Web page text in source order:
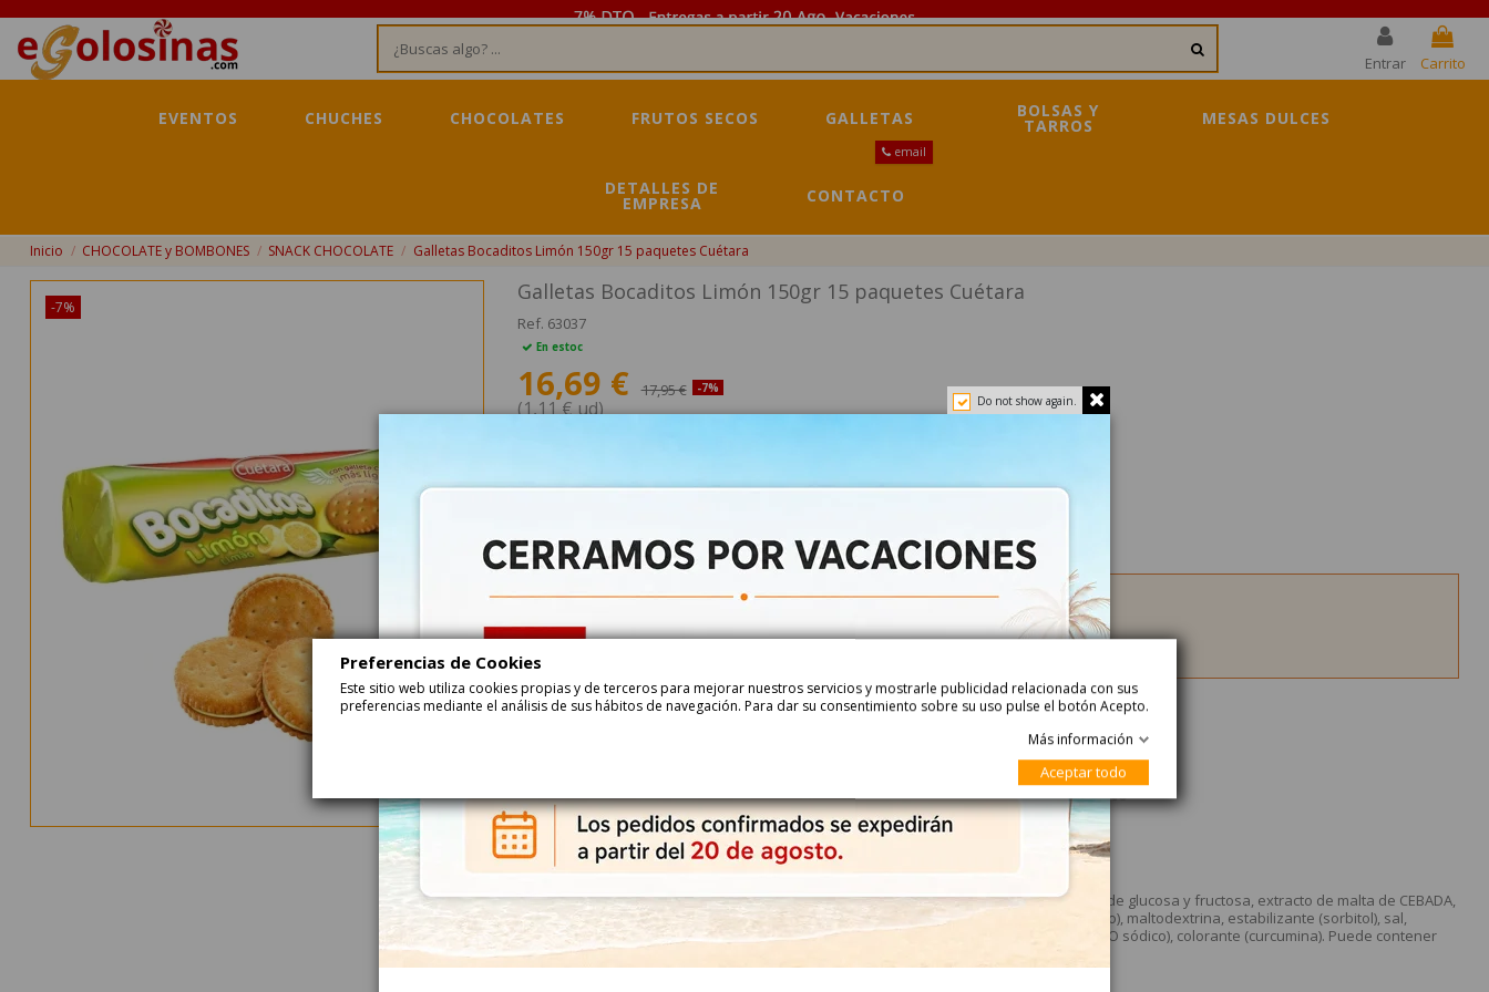
Entrar Carrito
EVENTOS CHUCHES CHOCOLATES FRUTOS SECOS GALLETAS BOLSAS Y
TARROS MESAS DULCES
DETALLES DE
EMPRESA CONTACTO
email
Inicio CHOCOLATE y BOMBONES SNACK CHOCOLATE Galletas Bocaditos Limón 150gr 15 paquetes Cuétara
-7%
Galletas Bocaditos Limón 150gr 15 paquetes Cuétara
Ref. 63037
En estoc
16,69 € 17,95 € -7%
(1,11 € ud)
Haga su pedido ahora y recíbalo...
entre24-08-2026
Descripción Detalle del Producto
Galletas Bocaditos Limón 150gr 15 paquetes Cuétara
¿Qué ingredientes tienen las Galletas Bocaditos Limón?
Harina de TRIGO, aceites vegetales (palma, girasol alto oleico), azúcar, dextrosa, jarabe de glucosa y fructosa, extracto de malta de CEBADA,
gasificantes (carbonatos de amonio y de sodio), corrector de acidez (fosfato monocálcico), maltodextrina, estabilizante (sorbitol), sal,
emulgente (lecitina), levadura, aroma, agente de tratamiento de la harina (METABISULFITO sódico), colorante (curcumina). Puede contener
LECHE, SOJA, HUEVOS.
Do not show again.
Preferencias de Cookies
Este sitio web utiliza cookies propias y de terceros para mejorar nuestros servicios y mostrarle publicidad relacionada con sus
preferencias mediante el análisis de sus hábitos de navegación. Para dar su consentimiento sobre su uso pulse el botón Acepto.
Más información
Aceptar todo